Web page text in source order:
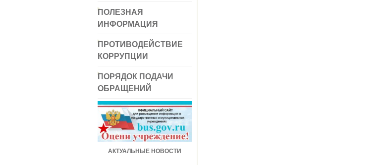
ПОЛЕЗНАЯ
ИНФОРМАЦИЯ
ПРОТИВОДЕЙСТВИЕ
КОРРУПЦИИ
ПОРЯДОК ПОДАЧИ
ОБРАЩЕНИЙ
АКТУАЛЬНЫЕ НОВОСТИ